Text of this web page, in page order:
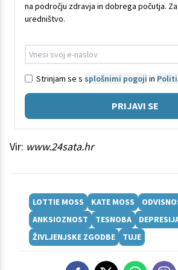
na področju zdravja in dobrega počutja.
uredništvo.
Strinjam se s splošnimi pogoji in
PRIJAVI SE
Vir: www.24sata.hr
LOTTIE MOSS KATE MOSS
ANKSIOZNOST
TESNOBA
ŽIVLJENJSKE ZGODBE
TUJE